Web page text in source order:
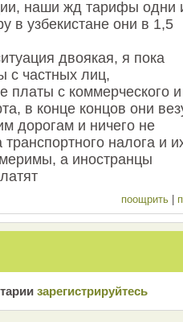
наши жд тарифы одни
в узбекистане они в 1,5
двоякая, я пока
с частных лиц,
платы с коммерческого и
в конце концов они
дорогам и ничего не
налога и
а иностранцы
поощрить |
зарeгиcтрирyйтeсь